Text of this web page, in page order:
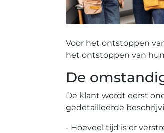
Voor het ontstoppen
het ontstoppen van
De
De klant wordt eerst
gedetailleerde
- Hoeveel tijd is er